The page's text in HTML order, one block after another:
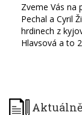
Zveme Vás na
Pechal a Cyril
hrdinech z
Hlavsová a to
Aktuálně